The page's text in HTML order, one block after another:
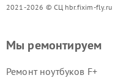
2021-2026 © СЦ hbr.fixim-fly.ru
Мы ремонтируем
Ремонт ноутбуков F+